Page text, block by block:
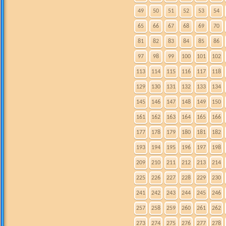
49 50 51 52 53 54
65 66 67 68 69 70
81 82 83 84 85 86
97 98 99 100 101 102
113 114 115 116 117 118
129 130 131 132 133 134
145 146 147 148 149 150
161 162 163 164 165 166
177 178 179 180 181 182
193 194 195 196 197 198
209 210 211 212 213 214
225 226 227 228 229 230
241 242 243 244 245 246
257 258 259 260 261 262
273 274 275 276 277 278